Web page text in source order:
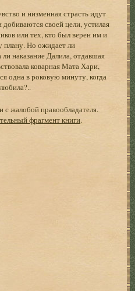
и низменная страсть идут
своей цели, устилая
или тех, кто был верен им и
плану. Но ожидает ли
наказание Далила, отдавшая
коварная Мата Хари,
одна в роковую минуту, когда
с жалобой правообладателя.
фрагмент книги.